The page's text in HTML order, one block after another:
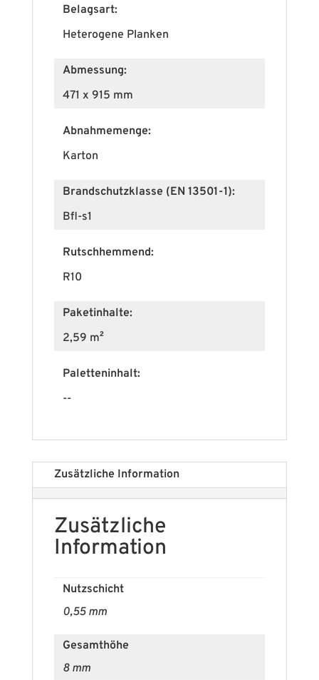
Belagsart:
Heterogene Planken
Abmessung:
471 x 915 mm
Abnahmemenge:
Karton
Brandschutzklasse (EN 13501-1):
Bfl-s1
Rutschhemmend:
R10
Paketinhalte:
2,59 m²
Paletteninhalt:
--
Zusätzliche Information
Zusätzliche
Information
Nutzschicht
0,55 mm
Gesamthöhe
8 mm